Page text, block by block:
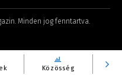
Közösség
Minden jog fenntartva.